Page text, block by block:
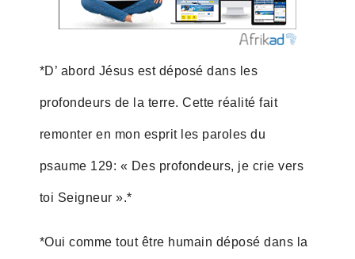
*D’ abord Jésus est déposé dans les
profondeurs de la terre. Cette réalité fait
remonter en mon esprit les paroles du
psaume 129: « Des profondeurs, je crie vers
toi Seigneur ».*
*Oui comme tout être humain déposé dans la